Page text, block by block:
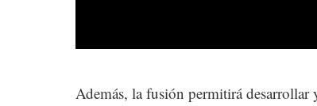
Además, la fusión permitirá desarrollar